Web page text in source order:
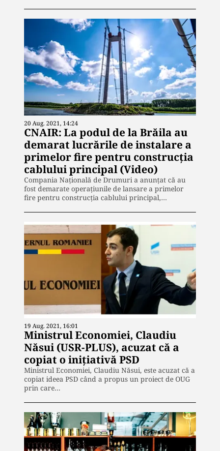
20 Aug. 2021, 14:24
CNAIR: La podul de la Brăila au
demarat lucrările de instalare a
primelor fire pentru construcția
cablului principal (Video)
Compania Națională de Drumuri a anunțat că au
fost demarate operațiunile de lansare a primelor
fire pentru construcția cablului principal,…
19 Aug. 2021, 16:01
Ministrul Economiei, Claudiu
Năsui (USR-PLUS), acuzat că a
copiat o inițiativă PSD
Ministrul Economiei, Claudiu Năsui, este acuzat că a
copiat ideea PSD când a propus un proiect de OUG
prin care…